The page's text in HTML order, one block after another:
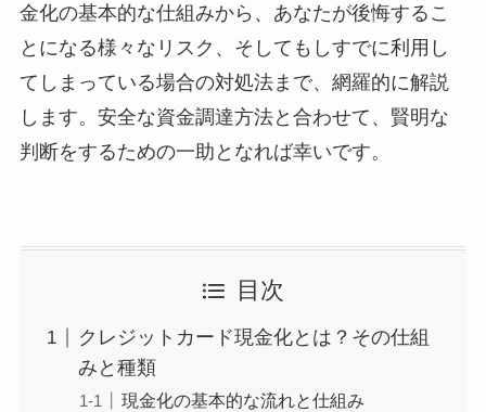
金化の基本的な仕組みから、あなたが後悔するこ
とになる様々なリスク、そしてもしすでに利用し
てしまっている場合の対処法まで、網羅的に解説
します。安全な資金調達方法と合わせて、賢明な
判断をするための一助となれば幸いです。
目次
クレジットカード現金化とは？その仕組
みと種類
現金化の基本的な流れと仕組み